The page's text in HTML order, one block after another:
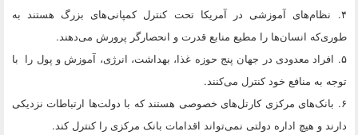
۴. نظام‌های آموزشی در آمریکا تحت کنترل کمپانی‌های بزرگ هستند به
طوری‌که انسان‌ها را مطیع منابع قدرت و انحصارگر پرورش می‌دهند.
۵. افراد معدودی در جهان پنج حوزه غذا، بهداشت، انرژی، آموزش و پول را با
توجه به منافع خود کنترل می‌کنند.
۶. بانک‌‌های مرکزی کارتل‌های خصوصی هستند که با دولت‌ها ارتباطات نزدیکی
دارند و هیچ اداره دولتی نمی‌تواند اقدامات بانک مرکزی را کنترل کند.